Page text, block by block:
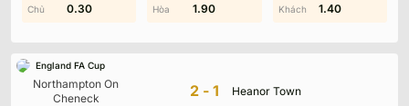
1.50 0.60 1.40
0.30 1.90 1.40
England FA Cup
Northampton On
Cheneck
2-1 Heanor Town